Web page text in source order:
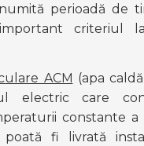
perioadă de
criteriul
ACM (apa
electric care
constante a
fi livrată